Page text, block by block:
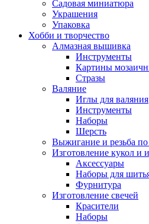
Садовая миниатюра
Украшения
Упаковка
Хобби и творчество
Алмазная вышивка
Инструменты
Картины
Стразы
Валяние
Иглы для валяния
Инструменты
Наборы
Шерсть
Выжигание и резьба по
Изготовление кукол и
Аксессуары
Наборы для
Фурнитура
Изготовление свечей
Красители
Наборы